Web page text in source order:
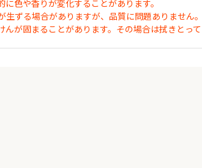
色や香りが変化することがあります。
ずる場合がありますが、品質に問題ありません。
が固まることがあります。その場合は拭きとって